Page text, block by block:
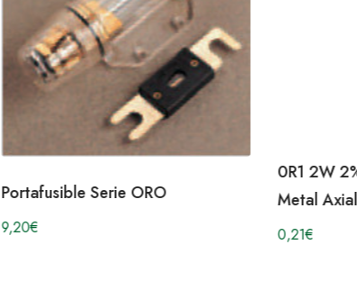
Portafusible Serie ORO
9,20€
0R1 2W
Metal Axial
0,21€